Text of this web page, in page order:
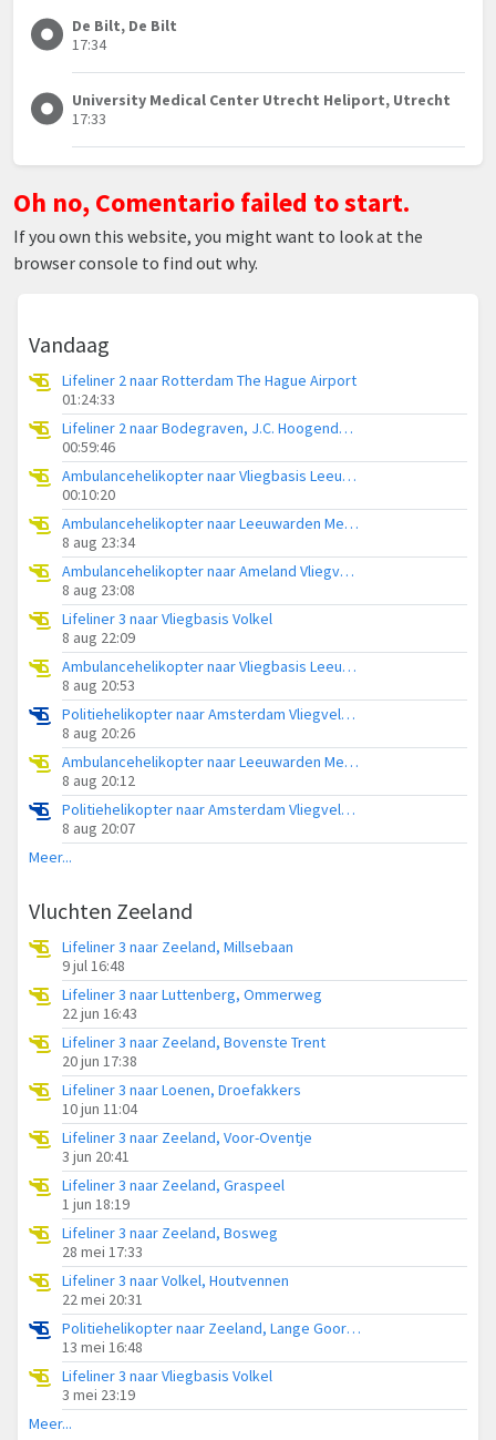
De Bilt, De Bilt
17:34
University Medical Center Utrecht Heliport, Utrecht
17:33
Oh no, Comentario failed to start.
If you own this website, you might want to look at the
browser console to find out why.
Vandaag
Lifeliner 2 naar Rotterdam The Hague Airport
01:24:33
Lifeliner 2 naar Bodegraven, J.C. Hoogendoornlaan
00:59:46
Ambulancehelikopter naar Vliegbasis Leeuwarden
00:10:20
Ambulancehelikopter naar Leeuwarden Medical Center Heliport
8 aug 23:34
Ambulancehelikopter naar Ameland Vliegveld Ballum
8 aug 23:08
Lifeliner 3 naar Vliegbasis Volkel
8 aug 22:09
Ambulancehelikopter naar Vliegbasis Leeuwarden
8 aug 20:53
Politiehelikopter naar Amsterdam Vliegveld Schiphol
8 aug 20:26
Ambulancehelikopter naar Leeuwarden Medical Center Heliport
8 aug 20:12
Politiehelikopter naar Amsterdam Vliegveld Schiphol
8 aug 20:07
Meer...
Vluchten Zeeland
Lifeliner 3 naar Zeeland, Millsebaan
9 jul 16:48
Lifeliner 3 naar Luttenberg, Ommerweg
22 jun 16:43
Lifeliner 3 naar Zeeland, Bovenste Trent
20 jun 17:38
Lifeliner 3 naar Loenen, Droefakkers
10 jun 11:04
Lifeliner 3 naar Zeeland, Voor-Oventje
3 jun 20:41
Lifeliner 3 naar Zeeland, Graspeel
1 jun 18:19
Lifeliner 3 naar Zeeland, Bosweg
28 mei 17:33
Lifeliner 3 naar Volkel, Houtvennen
22 mei 20:31
Politiehelikopter naar Zeeland, Lange Goorstraat
13 mei 16:48
Lifeliner 3 naar Vliegbasis Volkel
3 mei 23:19
Meer...